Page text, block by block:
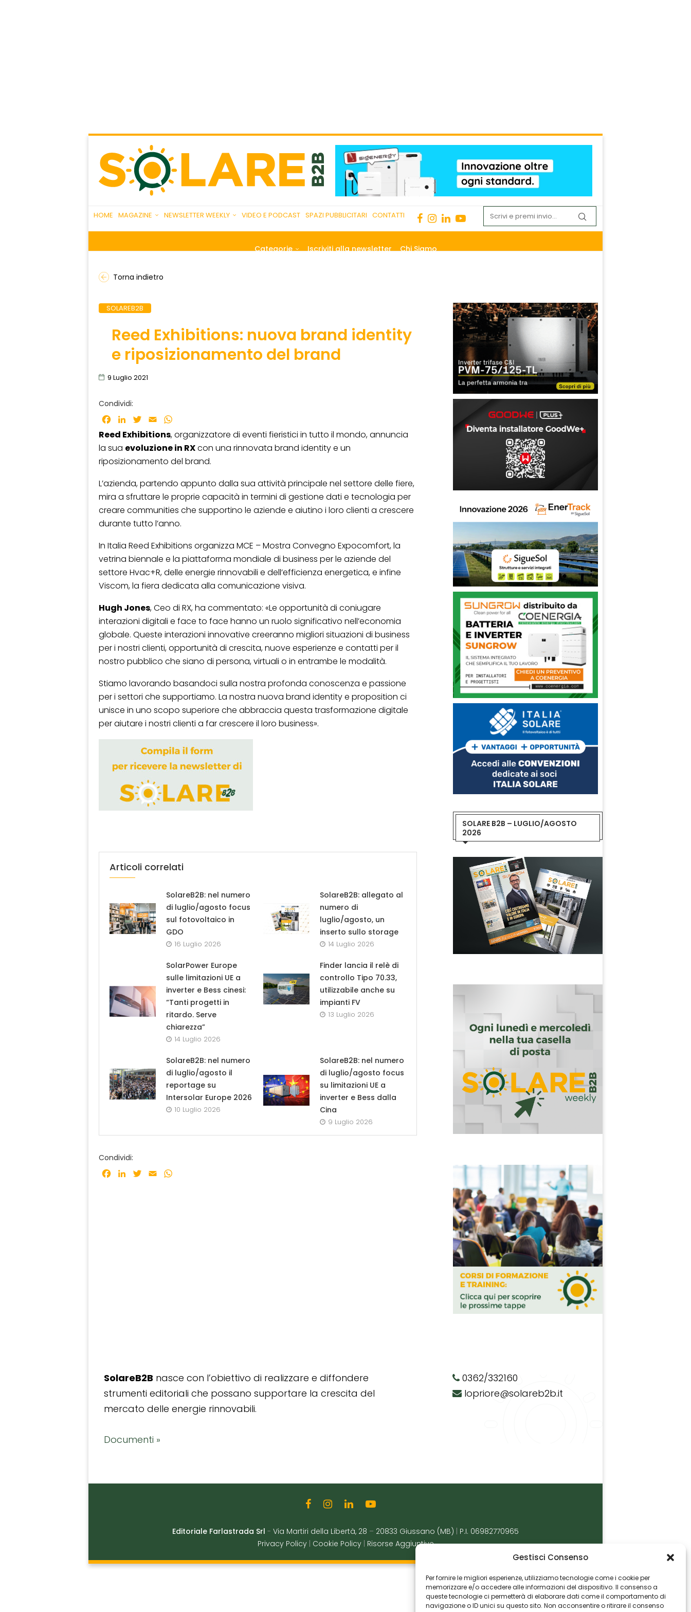
Gestisci Consenso
Per fornire le migliori esperienze, utilizziamo tecnologie come i cookie per
memorizzare e/o accedere alle informazioni del dispositivo. Il consenso a
queste tecnologie ci permetterà di elaborare dati come il comportamento di
navigazione o ID unici su questo sito. Non acconsentire o ritirare il consenso
HOME MAGAZINE NEWSLETTER WEEKLY VIDEO E PODCAST SPAZI PUBBLICITARI CONTATTI
Categorie Iscriviti alla newsletter Chi Siamo
Torna indietro
SOLAREB2B
Reed Exhibitions: nuova brand identity
e riposizionamento del brand
9 Luglio 2021
Condividi:
Facebook
LinkedInTwitter
Email
Reed Exhibitions, organizzatore di eventi fieristici in tutto il mondo, annuncia
la sua evoluzione in RXcon una rinnovata brand identity e un
riposizionamento del brand.
L’azienda, partendo appunto dalla sua attività principale nel settore delle fiere,
mira a sfruttare le proprie capacità in termini di gestione dati e tecnologia per
creare communities che supportino le aziende e aiutino i loro clienti a crescere
durante tutto l’anno.
In Italia Reed Exhibitions organizza MCE – Mostra Convegno Expocomfort, la
vetrina biennale e la piattaforma mondiale di business per le aziende del
settore Hvac+R, delle energie rinnovabili e dell’efficienza energetica, e infine
Viscom, la fiera dedicata alla comunicazione visiva.
Hugh Jones, Ceo di RX, ha commentato: «Le opportunità di coniugare
interazioni digitali e face to face hanno un ruolo significativo nell’economia
globale. Queste interazioni innovative creeranno migliori situazioni di business
per i nostri clienti, opportunità di crescita, nuove esperienze e contatti per il
nostro pubblico che siano di persona, virtuali o in entrambe le modalità.
Stiamo lavorando basandoci sulla nostra profonda conoscenza e passione
per i settori che supportiamo. La nostra nuova brand identity e proposition ci
unisce in uno scopo superiore che abbraccia questa trasformazione digitale
per aiutare i nostri clienti a far crescere il loro business».
Articoli correlati
SolareB2B: nel numero
di luglio/agosto focus
sul fotovoltaico in
GDO
16 Luglio 2026
SolareB2B: allegato al
numero di
luglio/agosto, un
inserto sullo storage
14 Luglio 2026
SolarPower Europe
sulle limitazioni UE a
inverter e Bess cinesi:
“Tanti progetti in
ritardo. Serve
chiarezza”
14 Luglio 2026
Finder lancia il relè di
controllo Tipo 70.33,
utilizzabile anche su
impianti FV
13 Luglio 2026
SolareB2B: nel numero
di luglio/agosto il
reportage su
Intersolar Europe 2026
10 Luglio 2026
SolareB2B: nel numero
di luglio/agosto focus
su limitazioni UE a
inverter e Bess dalla
Cina
9 Luglio 2026
Condividi:
Facebook
LinkedInTwitter
Email
SOLARE B2B – LUGLIO/AGOSTO
2026
SolareB2B nasce con l’obiettivo di realizzare e diffondere
strumenti editoriali che possano supportare la crescita del
mercato delle energie rinnovabili.
Documenti »
0362/332160
lopriore@solareb2b.it
Editoriale Farlastrada Srl - Via Martiri della Libertà, 28 – 20833 Giussano (MB)
P.I. 06982770965
Privacy Policy
Cookie Policy Risorse Aggiuntive